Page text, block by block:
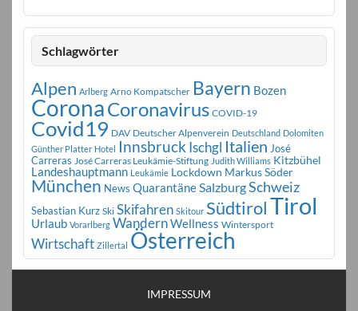
Schlagwörter
Alpen Arlberg Arno Kompatscher Bayern Bozen
CoronaCoronavirus COVID-19
Covid19 DAV Deutscher Alpenverein Deutschland Dolomiten
Günther Platter Hotel Innsbruck Ischgl Italien José
Carreras José Carreras Leukämie-Stiftung Judith Williams Kitzbühel
Landeshauptmann Leukämie Lockdown Markus Söder
München News Quarantäne SalzburgSchweiz
Sebastian Kurz Ski Skifahren Skitour SüdtirolTirol
Urlaub Vorarlberg WandernWellness Wintersport
Wirtschaft Zillertal Österreich
IMPRESSUM